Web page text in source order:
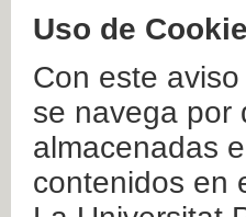
Uso de
Con este
se navega por
almacenadas
contenidos en